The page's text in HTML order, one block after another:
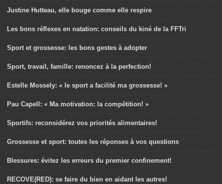
Justine Hutteau, elle bouge comme elle respire
Les bons réflexes en natation: conseils du kiné de la FFTri
Sport et grossesse: les bons gestes à adopter
Sport, travail, famille: renoncez à la perfection!
Estelle Mossely: « le sport a facilité ma grossesse! »
Pau Capell: « Ma motivation: la compétition! »
Sportifs: reconsidérez vos priorités alimentaires!
Grossesse et sport: toutes les réponses à vos questions
Blessures: évitez les erreurs du premier confinement!
RECOVE(RED): se faire du bien en aidant les autres!